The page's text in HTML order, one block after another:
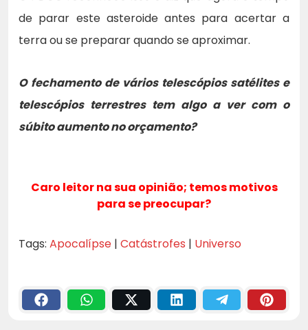
de parar este asteroide antes para acertar a
terra ou se preparar quando se aproximar.
O fechamento de vários telescópios satélites e
telescópios terrestres tem algo a ver com o
súbito aumento no orçamento?
Caro leitor na sua opinião; temos motivos
para se preocupar?
Tags: Apocalípse | Catástrofes | Universo